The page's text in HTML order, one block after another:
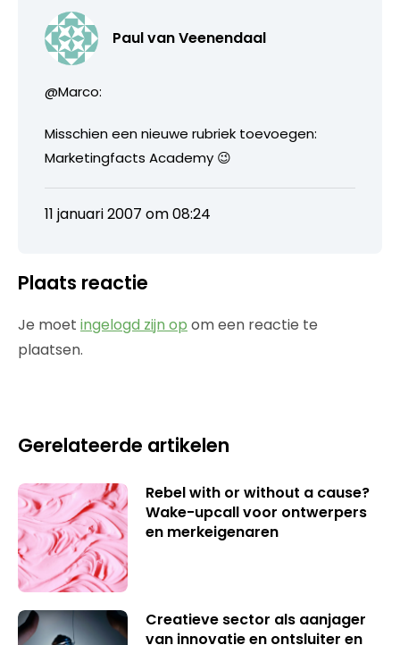
Paul van Veenendaal
@Marco:
Misschien een nieuwe rubriek toevoegen:
Marketingfacts Academy 😉
11 januari 2007 om 08:24
Plaats reactie
Je moet ingelogd zijn op om een reactie te
plaatsen.
Gerelateerde artikelen
Rebel with or without a cause?
Wake-upcall voor ontwerpers
en merkeigenaren
Creatieve sector als aanjager
van innovatie en ontsluiter en